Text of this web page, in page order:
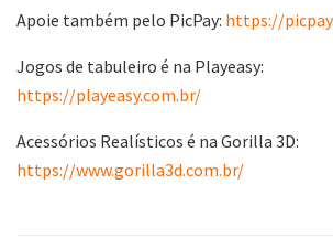
Apoie também pelo PicPay: https://
Jogos de tabuleiro é na Playeasy:
https://playeasy.com.br/
Acessórios Realísticos é na Gorilla 3D:
https://www.gorilla3d.com.br/